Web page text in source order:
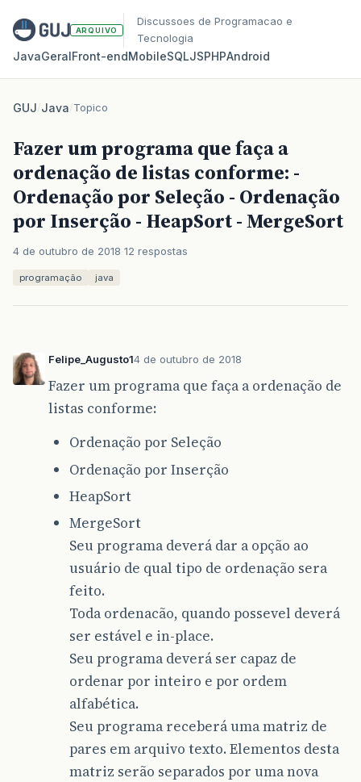
ARQUIVO
Discussoes de Programacao e
Tecnologia
JavaGeralFront‑endMobileSQLJSPHPAndroid
GUJ/Java/Topico
Fazer um programa que faça a
ordenação de listas conforme: -
Ordenação por Seleção - Ordenação
por Inserção - HeapSort - MergeSort
4 de outubro de 2018 12 respostas
programação java
Felipe_Augusto14 de outubro de 2018
Fazer um programa que faça a ordenação de
listas conforme:
Ordenação por Seleção
Ordenação por Inserção
HeapSort
MergeSort
Seu programa deverá dar a opção ao
usuário de qual tipo de ordenação sera
feito.
Toda ordenacão, quando possevel deverá
ser estável e in-place.
Seu programa deverá ser capaz de
ordenar por inteiro e por ordem
alfabética.
Seu programa receberá uma matriz de
pares em arquivo texto. Elementos desta
matriz serão separados por uma nova